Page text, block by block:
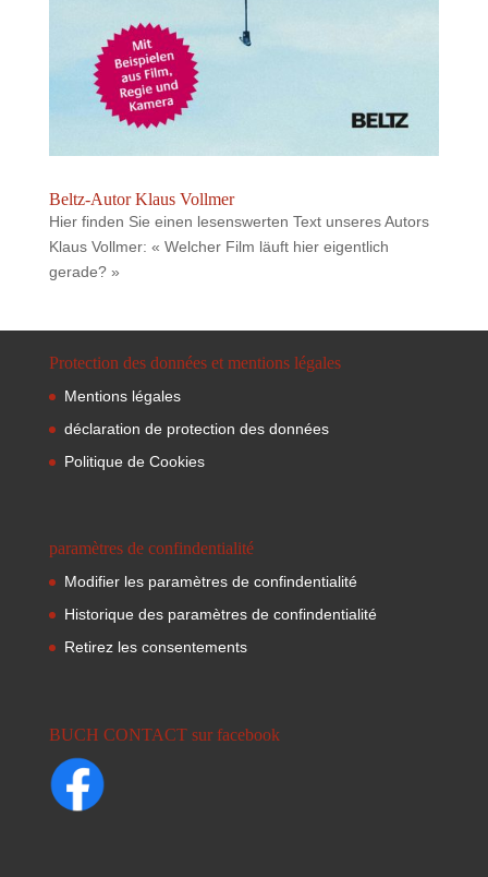
Beltz-Autor Klaus Vollmer
Hier finden Sie einen lesenswerten Text unseres Autors
Klaus Vollmer: « Welcher Film läuft hier eigentlich
gerade? »
Protection des données et mentions légales
Mentions légales
déclaration de protection des données
Politique de Cookies
paramètres de confindentialité
Modifier les paramètres de confindentialité
Historique des paramètres de confindentialité
Retirez les consentements
BUCH CONTACT sur facebook